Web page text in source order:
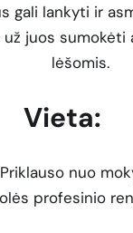
gali lankyti ir
juos sumokėti
lėšomis.
Vieta:
Priklauso nuo
profesinio